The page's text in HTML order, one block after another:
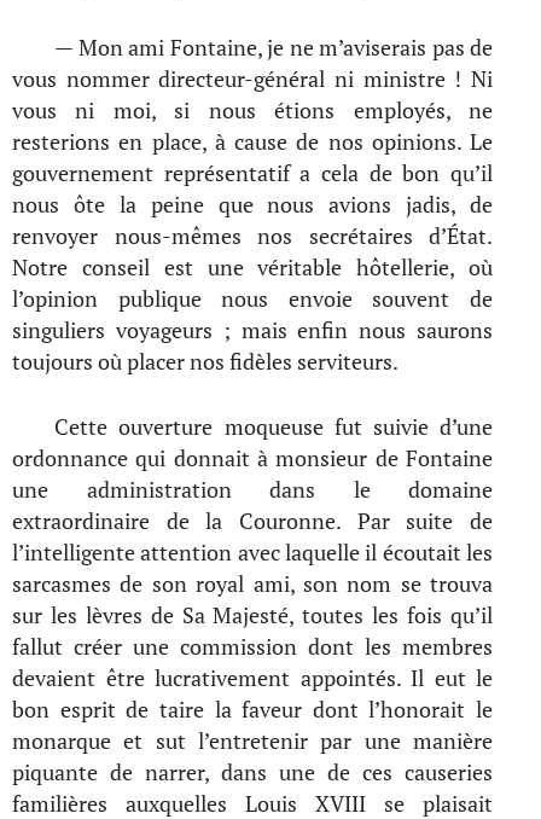
— Mon ami Fontaine, je ne m’aviserais pas de
vous nommer directeur-général ni ministre ! Ni
vous ni moi, si nous étions employés, ne
resterions en place, à cause de nos opinions. Le
gouvernement représentatif a cela de bon qu’il
nous ôte la peine que nous avions jadis, de
renvoyer nous-mêmes nos secrétaires d’État.
Notre conseil est une véritable hôtellerie, où
l’opinion publique nous envoie souvent de
singuliers voyageurs ; mais enfin nous saurons
toujours où placer nos fidèles serviteurs.
Cette ouverture moqueuse fut suivie d’une
ordonnance qui donnait à monsieur de Fontaine
une administration dans le domaine
extraordinaire de la Couronne. Par suite de
l’intelligente attention avec laquelle il écoutait les
sarcasmes de son royal ami, son nom se trouva
sur les lèvres de Sa Majesté, toutes les fois qu’il
fallut créer une commission dont les membres
devaient être lucrativement appointés. Il eut le
bon esprit de taire la faveur dont l’honorait le
monarque et sut l’entretenir par une manière
piquante de narrer, dans une de ces causeries
familières auxquelles Louis XVIII se plaisait